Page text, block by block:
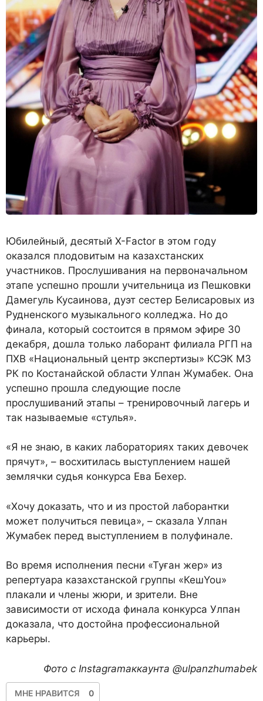
Юбилейный, десятый X-Factor в этом году
оказался плодовитым на казахстанских
участников. Прослушивания на первоначальном
этапе успешно прошли учительница из Пешковки
Дамегуль Кусаинова, дуэт сестер Белисаровых из
Рудненского музыкального колледжа. Но до
финала, который состоится в прямом эфире 30
декабря, дошла только лаборант филиала РГП на
ПХВ «Национальный центр экспертизы» КСЭК МЗ
РК по Костанайской области Улпан Жумабек. Она
успешно прошла следующие после
прослушиваний этапы – тренировочный лагерь и
так называемые «стулья».
«Я не знаю, в каких лабораториях таких девочек
прячут», – восхитилась выступлением нашей
землячки судья конкурса Ева Бехер.
«Хочу доказать, что и из простой лаборантки
может получиться певица», – сказала Улпан
Жумабек перед выступлением в полуфинале.
Во время исполнения песни «Туған жер» из
репертуара казахстанской группы «КешYou»
плакали и члены жюри, и зрители. Вне
зависимости от исхода финала конкурса Улпан
доказала, что достойна профессиональной
карьеры.
Фото с Instagramаккаунта @ulpanzhumabek
МНЕ НРАВИТСЯ 0